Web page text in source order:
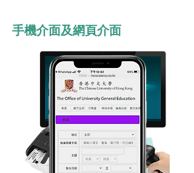
手機介面及網頁介面